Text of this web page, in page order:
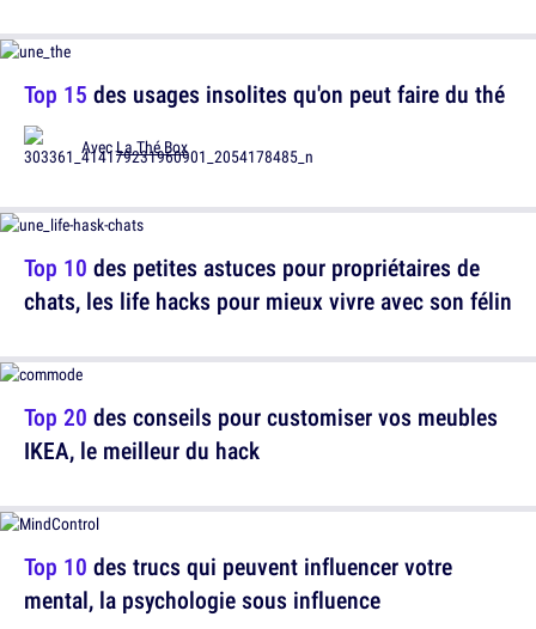
Top 15 des usages insolites qu'on peut faire du thé
AvecLa Thé Box
Top 20 des conseils pour customiser vos meubles
IKEA, le meilleur du hack
Top 10 des petites astuces pour propriétaires de
chats, les life hacks pour mieux vivre avec son félin
Top 10 des trucs qui peuvent influencer votre
mental, la psychologie sous influence